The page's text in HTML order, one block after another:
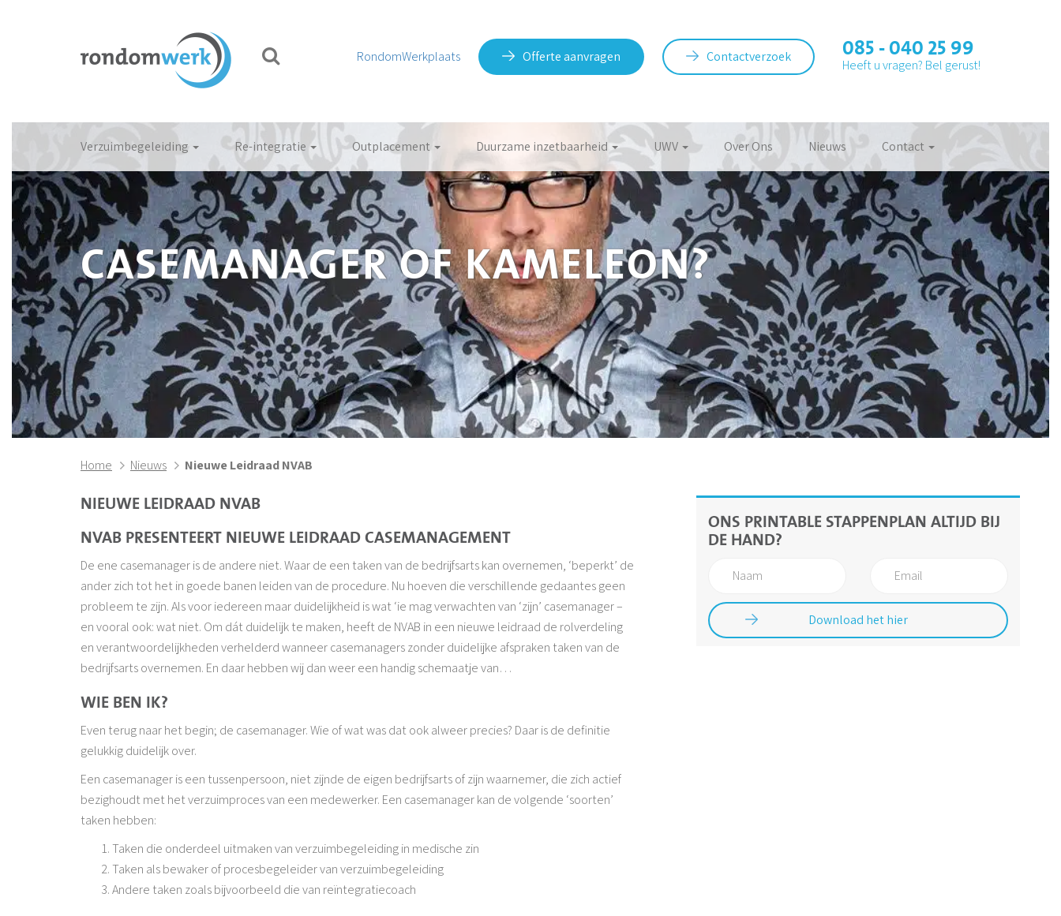
RondomWerkplaats Offerte aanvragen Contactverzoek 085 - 040 25 99
Heeft u vragen? Bel gerust!
Verzuimbegeleiding Re-integratie Outplacement Duurzame inzetbaarheid UWV Over Ons Nieuws Contact
CASEMANAGER OF KAMELEON?
Home Nieuws Nieuwe Leidraad NVAB
NIEUWE LEIDRAAD NVAB
NVAB PRESENTEERT NIEUWE LEIDRAAD CASEMANAGEMENT
De ene casemanager is de andere niet. Waar de een taken van de bedrijfsarts kan overnemen, ‘beperkt’ de
ander zich tot het in goede banen leiden van de procedure. Nu hoeven die verschillende gedaantes geen
probleem te zijn. Als voor iedereen maar duidelijkheid is wat ‘ie mag verwachten van ‘zijn’ casemanager –
en vooral ook: wat niet. Om dát duidelijk te maken, heeft de NVAB in een nieuwe leidraad de rolverdeling
en verantwoordelijkheden verhelderd wanneer casemanagers zonder duidelijke afspraken taken van de
bedrijfsarts overnemen. En daar hebben wij dan weer een handig schemaatje van…
WIE BEN IK?
Even terug naar het begin; de casemanager. Wie of wat was dat ook alweer precies? Daar is de definitie
gelukkig duidelijk over.
Een casemanager is een tussenpersoon, niet zijnde de eigen bedrijfsarts of zijn waarnemer, die zich actief
bezighoudt met het verzuimproces van een medewerker. Een casemanager kan de volgende ‘soorten’
taken hebben:
Taken die onderdeel uitmaken van verzuimbegeleiding in medische zin
Taken als bewaker of procesbegeleider van verzuimbegeleiding
Andere taken zoals bijvoorbeeld die van reïntegratiecoach
ONS PRINTABLE STAPPENPLAN ALTIJD BIJ
DE HAND?